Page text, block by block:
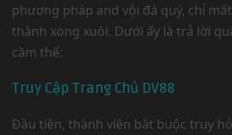
phương pháp and vội đá quý, chỉ
thành xong xuôi. Dưới ấy là trả lời
cầm thể:
Truy Cập Trang Chủ DV88
Đầu tiên, thành viên bắt buộc truy